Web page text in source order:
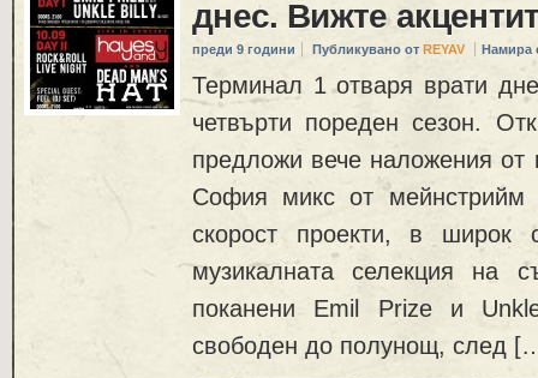
днес. Вижте
преди 9 години Публикувано от REYAV Намира
Терминал 1 отваря врати
четвърти пореден сезон.
предложи вече наложения от
София микс от мейнстрийм
скорост проекти, в широк
музикалната селекция на
поканени Emil Prize и
свободен до полунощ, след